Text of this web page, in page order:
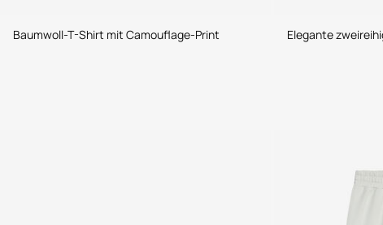
Baumwoll-T-Shirt mit Camouflage-Print Elegante